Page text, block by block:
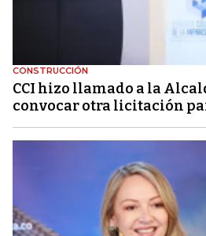
CONSTRUCCIÓN
CCI hizo llamado a la
convocar otra licitación